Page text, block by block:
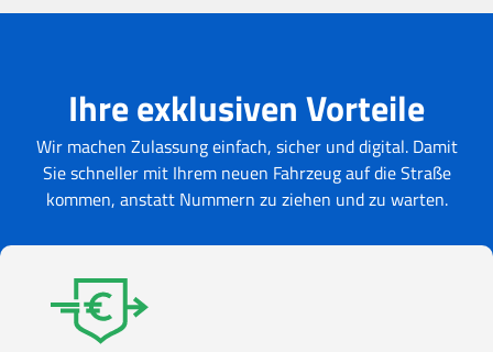
Ihre exklusiven Vorteile
Wir machen Zulassung einfach, sicher und digital. Damit
Sie schneller mit Ihrem neuen Fahrzeug auf die Straße
kommen, anstatt Nummern zu ziehen und zu warten.